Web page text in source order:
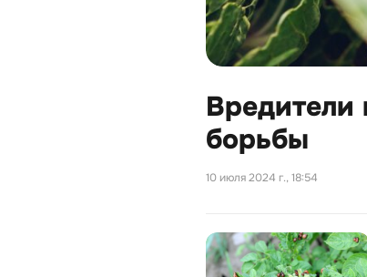
Вредители
борьбы
10 июля 2024 г., 18:54